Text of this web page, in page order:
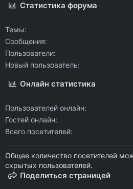
Статистика форума
Темы
Сообщения
Пользователи
Новый пользователь
Онлайн статистика
Пользователей онлайн
Гостей онлайн
Всего посетителей
Общее количество посетителей
скрытых пользователей.
Поделиться страницей